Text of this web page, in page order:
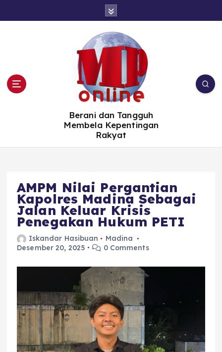
Berani dan Tangguh
Membela Kepentingan
Rakyat
AMPM Nilai Pergantian
Kapolres Madina Sebagai
Jalan Keluar Krisis
Penegakan Hukum PETI
Iskandar Hasibuan
Madina
Desember 20, 2025
0 Comments